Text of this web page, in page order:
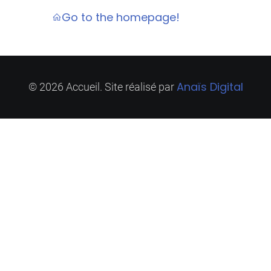
Go to the homepage!
© 2026 Accueil. Site réalisé parAnaïs Digital